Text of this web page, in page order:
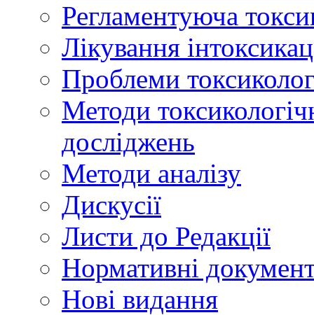
Регламентуюча
Лікування
Проблеми
Методи
досліджень
Методи аналізу
Дискусії
Листи до Редакції
Нормативні
Нові видання